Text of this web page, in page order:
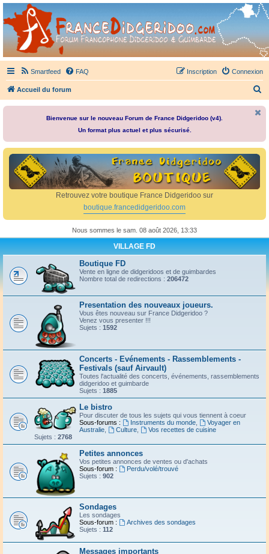
France Didgeridoo
Didgeridoo et Guimbarde sur France Didgeridoo - retrouvez la communauté.
Smartfeed FAQ Connexion
Inscription
Accueil du forum
e
r
Bienvenue sur le nouveau Forum de France Didgeridoo (v4).
Un format plus actuel et plus sécurisé.
Retrouvez votre boutique France Didgeridoo sur
boutique.francedidgeridoo.com
Nous sommes le sam. 08 août 2026, 13:33
VILLAGE FD
Boutique FD
Vente en ligne de didgeridoos et de guimbardes
Nombre total de redirections : 206472
Presentation des nouveaux joueurs.
Vous êtes nouveau sur France Didgeridoo ?
Venez vous presenter !!!
Sujets : 1592
Concerts - Evénements - Rassemblements -
Festivals (sauf Airvault)
Toutes l'actualité des concerts, événements, rassemblements
didgeridoo et guimbarde
Sujets : 1885
Le bistro
Pour discuter de tous les sujets qui vous tiennent à coeur
Sous-forums :
Instruments du monde,
Voyager en
Australie
Culture,
Vos recettes de cuisine
Sujets : 2768
Petites annonces
Vos petites annonces de ventes ou d'achats
Sous-forum :
Perdu/volé/trouvé
Sujets : 902
Sondages
Les sondages
Sous-forum :
Archives des sondages
Sujets : 112
Messages importants